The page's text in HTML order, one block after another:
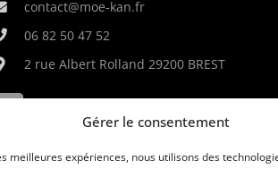
Gérer le consentement
meilleures expériences, nous utilisons des
contact@moe-kan.fr
06 82 50 47 52
2 rue Albert Rolland 29200 BREST